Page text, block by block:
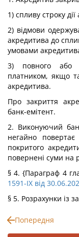
1) спливу строку
2) відмови
акредитива до
умовами
3) повного або
платником, якщо
акредитива.
Про закриття
банк-емітент.
2. Виконуючий
негайно повертає
покритого
повернені суми на
§ 4.{Параграф 4
1591-IX від
§ 5. Розрахунки із
Попередня